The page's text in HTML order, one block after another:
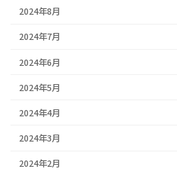
2024年8月
2024年7月
2024年6月
2024年5月
2024年4月
2024年3月
2024年2月